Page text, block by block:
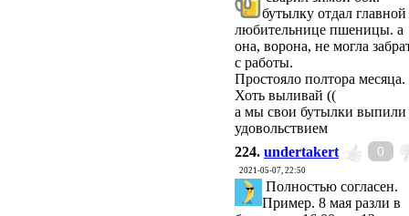
бутылку отдал главной
любительнице пшеницы. а
она, ворона, не могла
с работы.
Простояло полтора месяца.
Хоть выливай ((
а мы свои бутылки выпили
удовольствием
0
224. undertakert
2021-05-07, 22:50
Полностью согласен.
Пример. 8 мая разли в